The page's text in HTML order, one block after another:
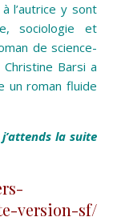
l’autrice y sont
sociologie et
de science-
Barsi a
un roman fluide
la suite
version-sf/